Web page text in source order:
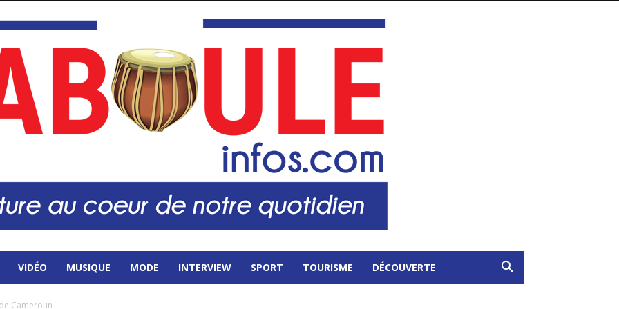
VIDÉO MUSIQUE MODE INTERVIEW SPORT TOURISME DÉCOUVERTE
Cameroun